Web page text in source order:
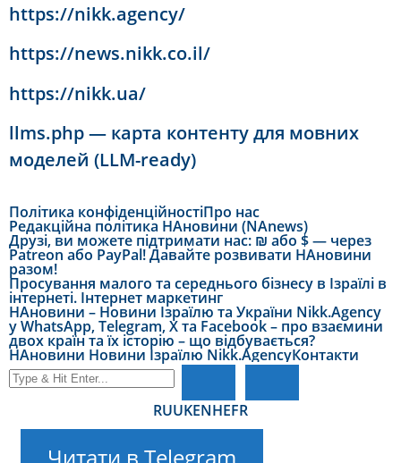
https://nikk.agency/
https://news.nikk.co.il/
https://nikk.ua/
llms.php — карта контенту для мовних
моделей (LLM-ready)
Політика конфіденційностіПро нас
Редакційна політика НАновини (NAnews)
Друзі, ви можете підтримати нас: ₪ або $ — через
Patreon або PayPal! Давайте розвивати НАновини
разом!
Просування малого та середнього бізнесу в Ізраїлі в
інтернеті. Інтернет маркетинг
НАновини – Новини Ізраїлю та України Nikk.Agency
у WhatsApp, Telegram, X та Facebook – про взаємини
двох країн та їх історію – що відбувається?
НАновини Новини Ізраїлю Nikk.AgencyКонтакти
RUUKENHEFR
Читати в Telegram